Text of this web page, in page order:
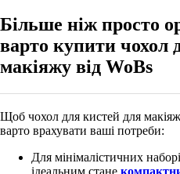
Більше ніж просто
варто купити чохол
макіяжу від WoBs
Щоб чохол для кистей для
варто врахувати ваші потреби:
Для мінімалістичних